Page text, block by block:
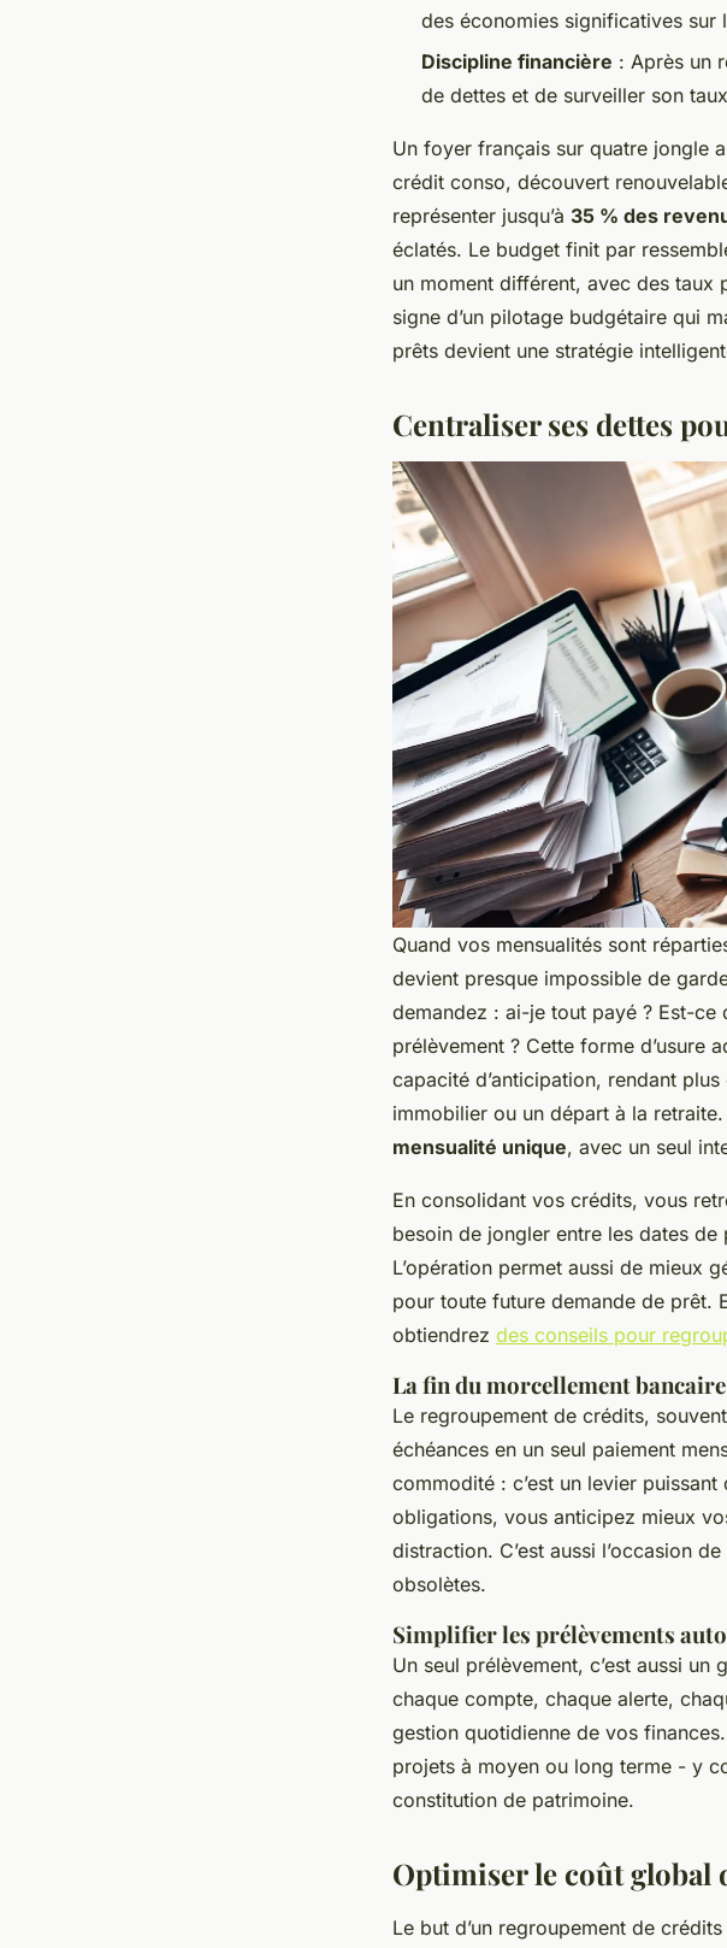
des économies significatives sur
Discipline financière : Après un
de dettes et de surveiller son
Un foyer français sur quatre jongle
crédit conso, découvert
représenter jusqu’à 35 % des
éclatés. Le budget finit par
un moment différent, avec des taux
signe d’un pilotage budgétaire qui
prêts devient une stratégie
Centraliser ses dettes
Quand vos mensualités sont
devient presque impossible de
demandez : ai-je tout payé ? Est-ce
prélèvement ? Cette forme d’usure
capacité d’anticipation, rendant
immobilier ou un départ à la
mensualité unique, avec un seul
En consolidant vos crédits, vous
besoin de jongler entre les dates
L’opération permet aussi de mieux
pour toute future demande de prêt.
obtiendrez des conseils pour
La fin du morcellement bancaire
Le regroupement de crédits,
échéances en un seul paiement
commodité : c’est un levier
obligations, vous anticipez mieux
distraction. C’est aussi l’occasion
obsolètes.
Simplifier les prélèvements
Un seul prélèvement, c’est aussi
chaque compte, chaque alerte,
gestion quotidienne de vos
projets à moyen ou long terme - y
constitution de patrimoine.
Optimiser le coût global
Le but d’un regroupement de crédits